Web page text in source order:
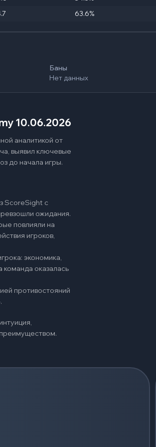
63.6%
Баны
Нет данных
10.06.2026
аналитикой от
выявил ключевые
до начала игры.
ScoreSight с
ожидания.
повлияли на
игроков,
экономика,
оказалась
противостояний